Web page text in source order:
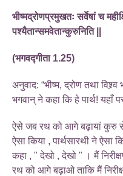
भीष्मद्रोणप्रमुखतः सर्वेषां च
पश्यैतान्समवेतान्कुरुनिति ||
(भगवद्गीता 1.25)
अनुवाद: “भीष्म, द्रोण तथा
भगवान् ने कहा कि हे पार्थ!
ऐसे जब रथ को आगे बढ़ायां कुरु
ऐसा किया , पार्थसारथी ने
कहा , " देखो , देखो " । मैं
रथ को आगे बढ़ाओ ताकि मैं